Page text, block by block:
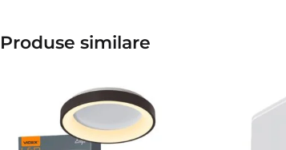
Produse similare​